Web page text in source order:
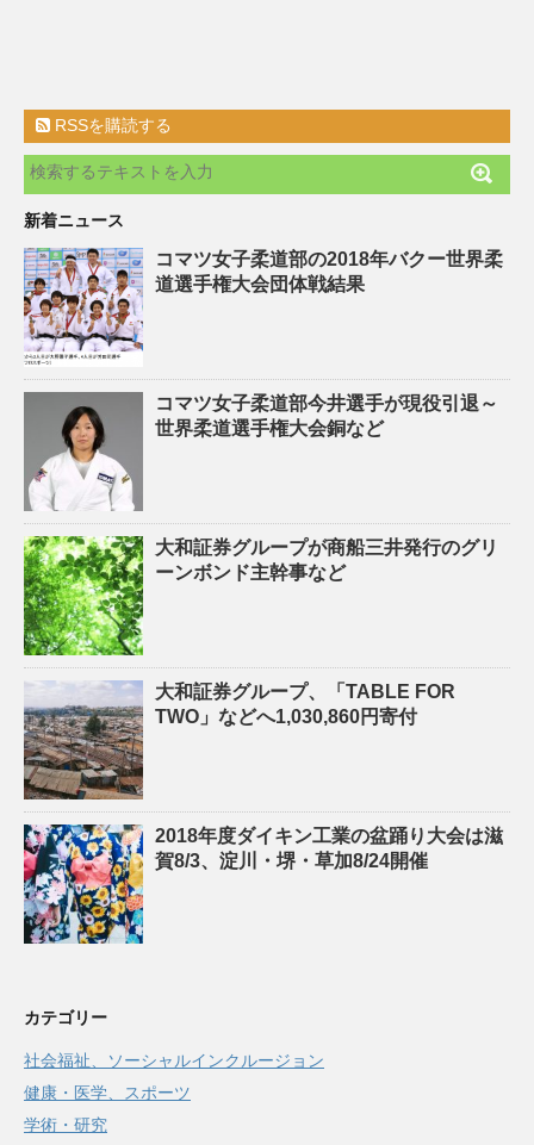
RSSを購読する
新着ニュース
コマツ女子柔道部の2018年バクー世界柔
道選手権大会団体戦結果
コマツ女子柔道部今井選手が現役引退～
世界柔道選手権大会銅など
大和証券グループが商船三井発行のグリ
ーンボンド主幹事など
大和証券グループ、「TABLE FOR
TWO」などへ1,030,860円寄付
2018年度ダイキン工業の盆踊り大会は滋
賀8/3、淀川・堺・草加8/24開催
カテゴリー
社会福祉、ソーシャルインクルージョン
健康・医学、スポーツ
学術・研究